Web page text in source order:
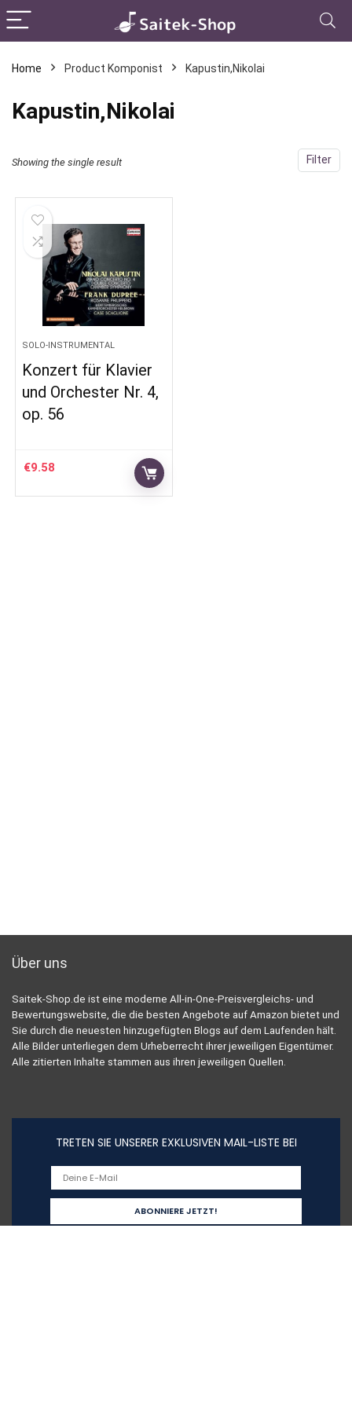
Home Product Komponist Kapustin,Nikolai
Kapustin,Nikolai
Filter
Showing the single result
SOLO-INSTRUMENTAL
Konzert für Klavier
und Orchester Nr. 4,
op. 56
€9.58
Über uns
Saitek-Shop.de ist eine moderne All-in-One-Preisvergleichs- und
Bewertungswebsite, die die besten Angebote auf Amazon bietet und
Sie durch die neuesten hinzugefügten Blogs auf dem Laufenden hält.
Alle Bilder unterliegen dem Urheberrecht ihrer jeweiligen Eigentümer.
Alle zitierten Inhalte stammen aus ihren jeweiligen Quellen.
TRETEN SIE UNSERER EXKLUSIVEN MAIL-LISTE BEI